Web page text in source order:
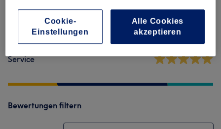
Ambiente
Sauberkeit
Service
Bewertungen filtern
Cookie-
Einstellungen
Alle Cookies
akzeptieren